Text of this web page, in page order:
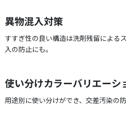
異物混入対策
すすぎ性の良い構造は洗剤残留による
入の防止にも。
使い分けカラーバリエーシ
用途別に使い分けができ、交差汚染の